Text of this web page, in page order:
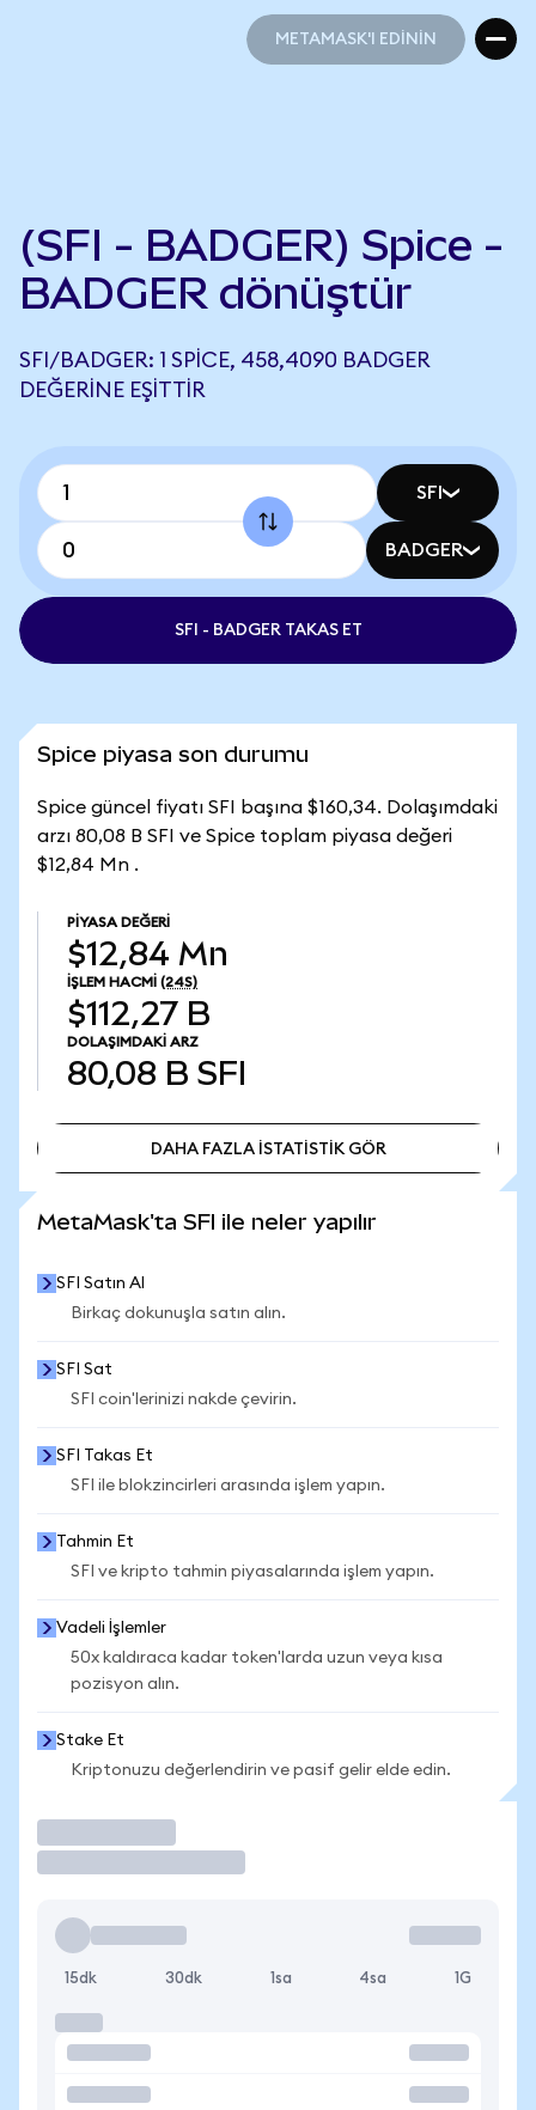
METAMASK'I EDİNİN
(SFI - BADGER) Spice -
BADGER dönüştür
SFI/BADGER: 1 SPICE, 458,4090 BADGER
DEĞERINE EŞITTIR
SFI
BADGER
SFI - BADGER TAKAS ET
Spice piyasa son durumu
Spice güncel fiyatı SFI başına $160,34. Dolaşımdaki
arzı 80,08 B SFI ve Spice toplam piyasa değeri
$12,84 Mn .
PIYASA DEĞERI
$12,84 Mn
İŞLEM HACMI (24S)
$112,27 B
DOLAŞIMDAKI ARZ
80,08 B SFI
DAHA FAZLA İSTATİSTİK GÖR
MetaMask'ta SFI ile neler yapılır
SFI Satın Al
Birkaç dokunuşla satın alın.
SFI Sat
SFI coin'lerinizi nakde çevirin.
SFI Takas Et
SFI ile blokzincirleri arasında işlem yapın.
Tahmin Et
SFI ve kripto tahmin piyasalarında işlem yapın.
Vadeli İşlemler
50x kaldıraca kadar token'larda uzun veya kısa
pozisyon alın.
Stake Et
Kriptonuzu değerlendirin ve pasif gelir elde edin.
15dk 30dk 1sa 4sa 1G